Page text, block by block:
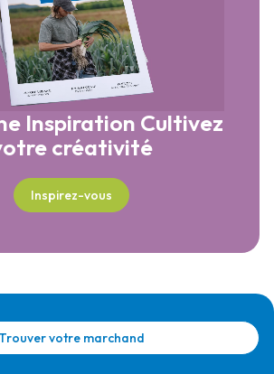
Inspiration Cultivez
créativité
Inspirez-vous
Trouver votre marchand